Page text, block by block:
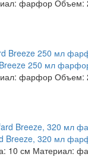
фарфор Объем:
250 мл
фарфор Объем:
Breeze, 320 мл
10 см Материал: